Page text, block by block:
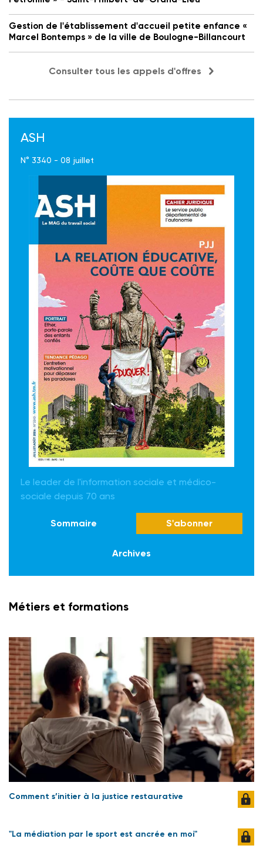
Gestion de l'établissement d'accueil petite enfance «
Marcel Bontemps » de la ville de Boulogne-Billancourt
Consulter tous les appels d'offres
ASH
N° 3340 - 08 juillet
Le leader de l'information sociale et médico-
sociale depuis 70 ans
Sommaire S'abonner
Archives
Métiers et formations
Comment s’initier à la justice restaurative
"La médiation par le sport est ancrée en moi"